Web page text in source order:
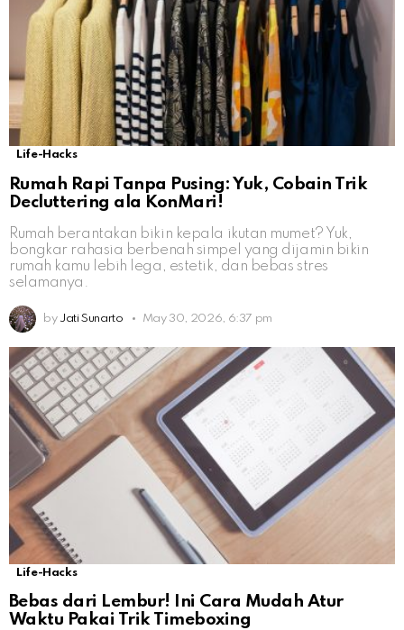
Life-Hacks
Rumah Rapi Tanpa Pusing: Yuk, Cobain Trik
Decluttering ala KonMari!
Rumah berantakan bikin kepala ikutan mumet? Yuk,
bongkar rahasia berbenah simpel yang dijamin bikin
rumah kamu lebih lega, estetik, dan bebas stres
selamanya.
by Jati Sunarto May 30, 2026, 6:37 pm
Life-Hacks
Bebas dari Lembur! Ini Cara Mudah Atur
Waktu Pakai Trik Timeboxing